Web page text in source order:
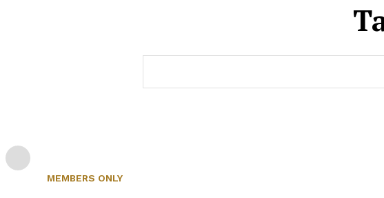
MEMBERS ONLY